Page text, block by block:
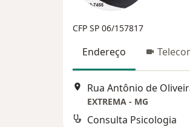
CFP SP 06/157817
Endereço
EXTREMA - MG
Consulta Psicologia